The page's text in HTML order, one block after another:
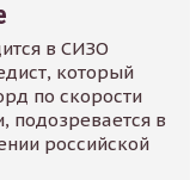
в СИЗО
который
по скорости
подозревается в
российской